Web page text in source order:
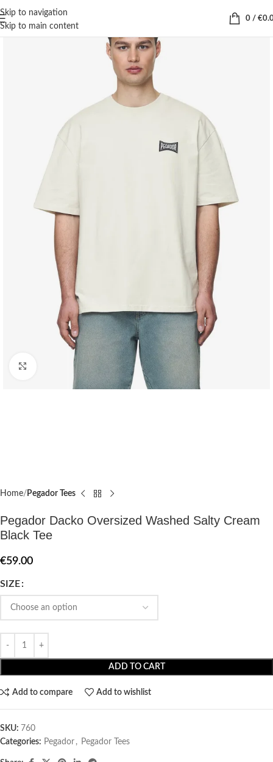
Skip to navigation
Skip to main content
0 / €
Click to enlarge
Home Pegador Tees
Pegador Dacko Oversized Washed Salty Cream
Black Tee
€59.00
SIZE
ADD TO CART
Add to compare Add to wishlist
SKU: 760
Categories: Pegador​ , Pegador Tees